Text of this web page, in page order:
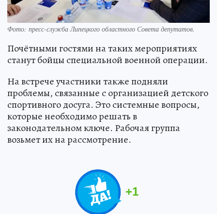
Фото: пресс-служба Липецкого областного Совета депутатов.
Почётными гостями на таких мероприятиях
станут бойцы специальной военной операции.
На встрече участники также подняли
проблемы, связанные с организацией детского
спортивного досуга. Это системные вопросы,
которые необходимо решать в
законодательном ключе. Рабочая группа
возьмет их на рассмотрение.
+1